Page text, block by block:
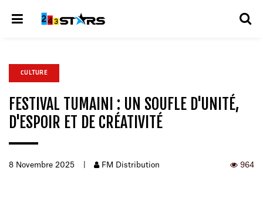
CULTURE
FESTIVAL TUMAINI : UN SOUFLE D'UNITÉ,
D'ESPOIR ET DE CRÉATIVITÉ
8 Novembre 2025 FM Distribution 964